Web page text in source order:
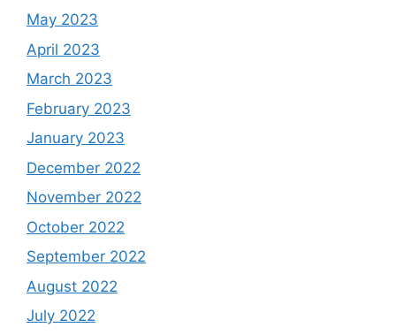
May 2023
April 2023
March 2023
February 2023
January 2023
December 2022
November 2022
October 2022
September 2022
August 2022
July 2022